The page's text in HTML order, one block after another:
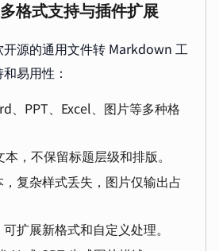
格式支持与插件扩展
源的通用文件转 Markdown 工
易用性：
、PPT、Excel、图片等多种格
，不保留标题层级和排版。
复杂样式丢失，图片仅输出占
扩展新格式和自定义处理。